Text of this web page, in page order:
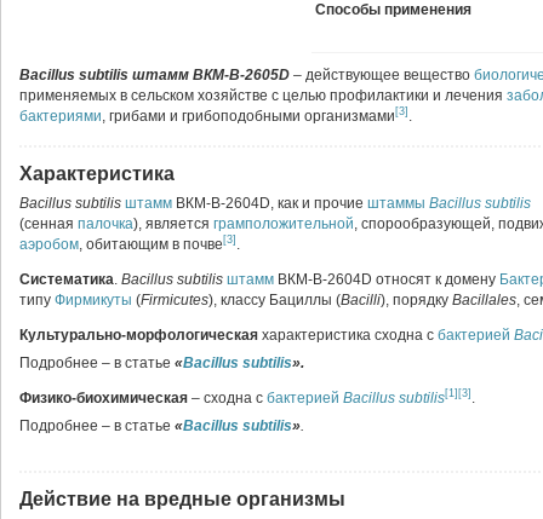
Способы применения
Bacillus subtilis штамм ВКМ-В-2605D – действующее вещество
применяемых в сельском хозяйстве с целью профилактики и лечения
бактериями, грибами и грибоподобными организмами [3] .
Характеристика
Bacillus subtilis штамм ВКМ-В-2604D, как и прочие штаммы Bacillus subtilis
(сенная палочка), является грамположительной, спорообразующей,
аэробом, обитающим в почве [3] .
Систематика. Bacillus subtilis штамм ВКМ-В-2604D относят к домену
типу Фирмикуты (Firmicutes), классу Бациллы (Bacilli), порядку Bacillales,
Культурально-морфологическая характеристика сходна с бактерией
Подробнее – в статье «Bacillus subtilis».
Физико-биохимическая – сходна с бактерией Bacillus subtilis[1] [3] .
Подробнее – в статье «Bacillus subtilis».
Действие на вредные организмы